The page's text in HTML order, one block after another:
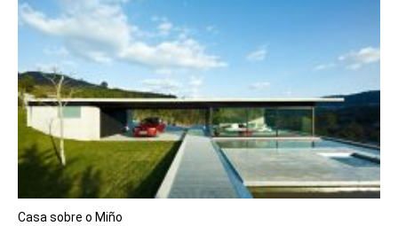
Casa sobre o Miño